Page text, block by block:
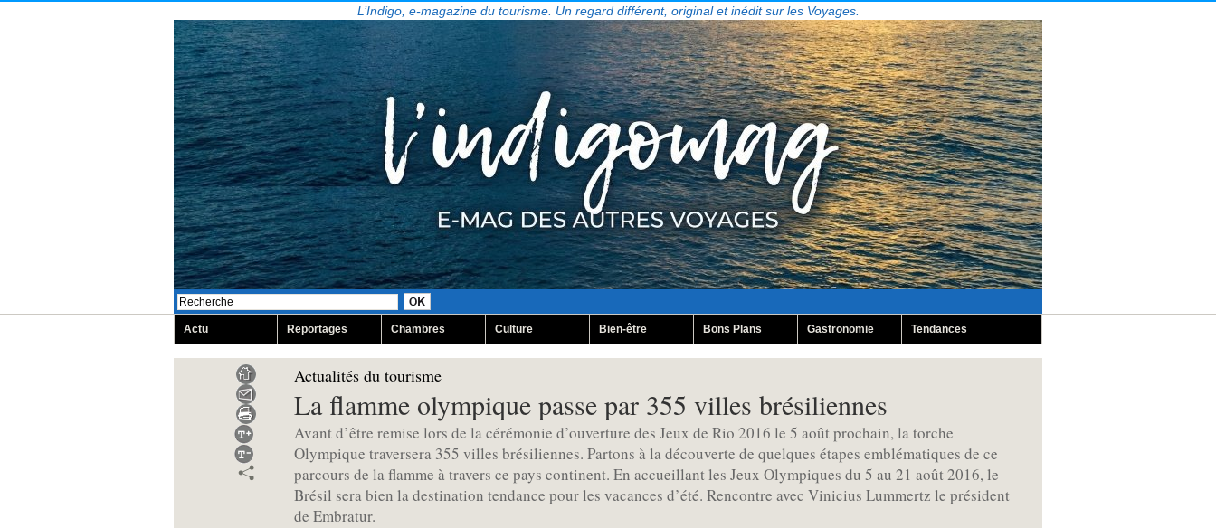
L’Indigo, e-magazine du tourisme. Un regard différent, original et inédit sur les Voyages.
Actu Reportages Chambres Culture Bien-être Bons Plans Gastronomie Tendances
Actualités du tourisme
La flamme olympique passe par 355 villes brésiliennes
Avant d’être remise lors de la cérémonie d’ouverture des Jeux de Rio 2016 le 5 août prochain, la torche
Olympique traversera 355 villes brésiliennes. Partons à la découverte de quelques étapes emblématiques de ce
parcours de la flamme à travers ce pays continent. En accueillant les Jeux Olympiques du 5 au 21 août 2016, le
Brésil sera bien la destination tendance pour les vacances d’été. Rencontre avec Vinicius Lummertz le président
de Embratur.